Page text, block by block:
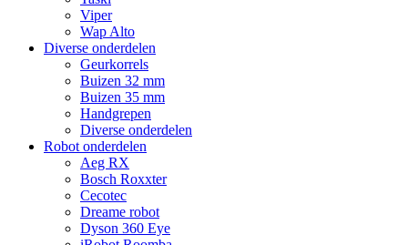
Viper
Wap Alto
Diverse onderdelen
Geurkorrels
Buizen 32 mm
Buizen 35 mm
Handgrepen
Diverse onderdelen
Robot onderdelen
Aeg RX
Bosch Roxxter
Cecotec
Dreame robot
Dyson 360 Eye